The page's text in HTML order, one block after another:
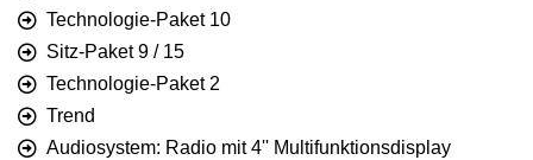
Technologie-Paket 10
Sitz-Paket 9 / 15
Technologie-Paket 2
Trend
Audiosystem: Radio mit 4'' Multifunktionsdisplay